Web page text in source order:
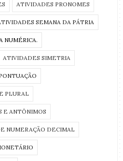
ATIVIDADES PRONOMES
SEMANA DA PÁTRIA
NUMÉRICA.
ATIVIDADES SIMETRIA
PLURAL
E ANTÔNIMOS
NUMERAÇÃO DECIMAL